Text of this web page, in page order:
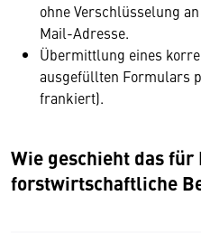
ohne Verschlüsselung
Mail-Adresse.
Übermittlung eines
ausgefüllten Formulars
frankiert).
Wie geschieht das für
forstwirtschaftliche